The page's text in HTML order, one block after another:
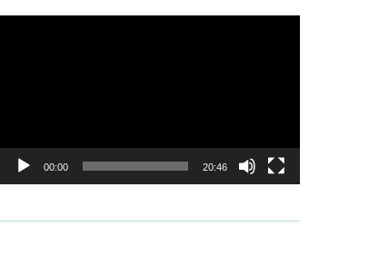
00:00 20:46